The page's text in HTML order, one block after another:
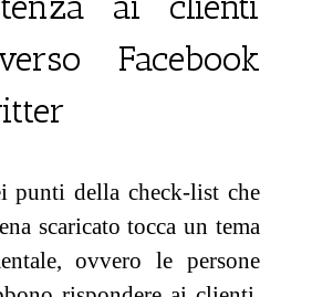
Facebook
punti della check-list che
scaricato tocca un tema
ovvero le persone